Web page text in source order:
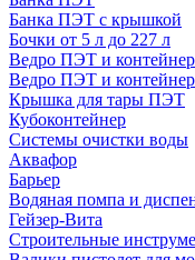
Банка ПЭТ с крышкой
Бочки от 5 л до 227 л
Ведро ПЭТ и
Ведро ПЭТ и
Крышка для тары ПЭТ
Кубоконтейнер
Системы очистки воды
Аквафор
Барьер
Водяная помпа и
Гейзер-Вита
Строительные